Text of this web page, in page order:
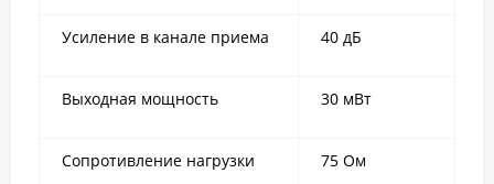
Усиление в канале приема 40 дБ
Выходная мощность 30 мВт
Сопротивление нагрузки 75 Ом